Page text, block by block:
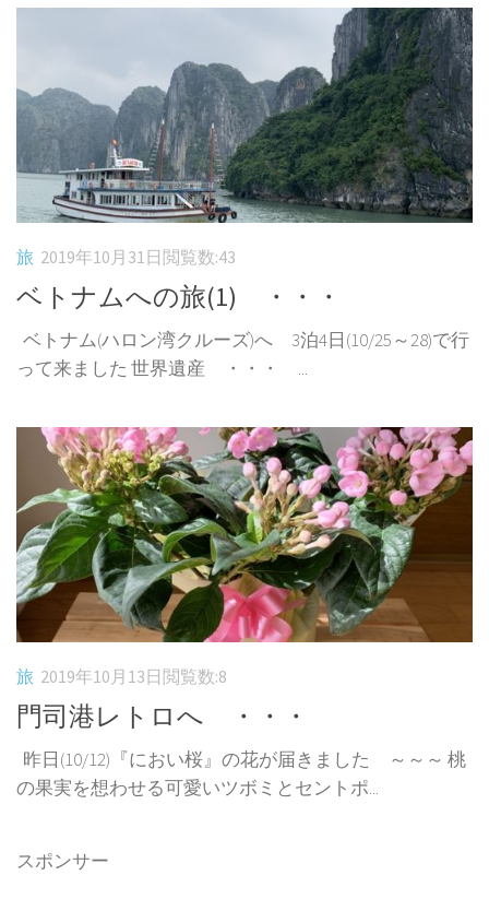
旅 2019年10月31日 閲覧数:43
ベトナムへの旅(1) ・・・
ベトナム(ハロン湾クルーズ)へ 3泊4日(10/25～28)で行
って来ました 世界遺産 ・・・ ...
旅 2019年10月13日 閲覧数:8
門司港レトロへ ・・・
昨日(10/12)『におい桜』の花が届きました ～～～ 桃
の果実を想わせる可愛いツボミとセントポ...
スポンサー